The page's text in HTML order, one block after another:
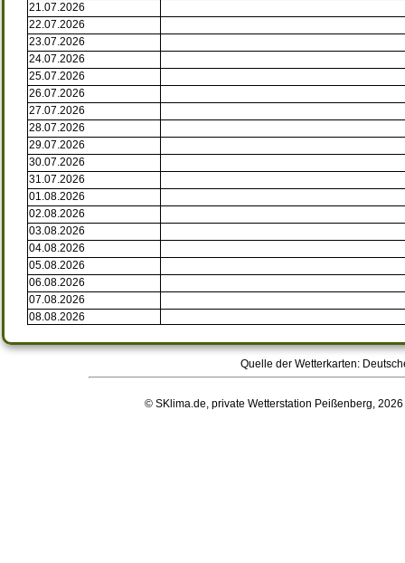
21.07.2026
22.07.2026
23.07.2026
24.07.2026
25.07.2026
26.07.2026
27.07.2026
28.07.2026
29.07.2026
30.07.2026
31.07.2026
01.08.2026
02.08.2026
03.08.2026
04.08.2026
05.08.2026
06.08.2026
07.08.2026
08.08.2026
Quelle der Wetterkarten:
© SKlima.de, private Wetterstation Peißenberg,